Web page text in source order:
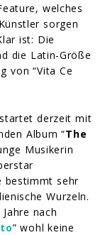
welches
sorgen
ist: Die
die Latin-Größe
von “Vita Ce
derzeit mit
Album “The
Musikerin
bestimmt sehr
Wurzeln.
nach
” wohl keine